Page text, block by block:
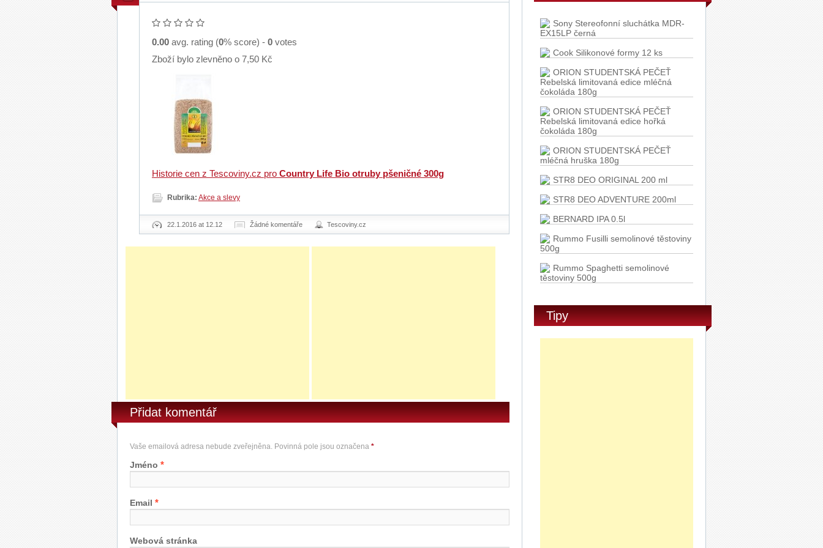
0.00 avg. rating (0% score) - 0 votes
Zboží bylo zlevněno o 7,50 Kč
Historie cen z Tescoviny.cz pro Country Life Bio otruby pšeničné 300g
Rubrika: Akce a slevy
22.1.2016 at 12.12 Žádné komentáře Tescoviny.cz
Přidat komentář
Vaše emailová adresa nebude zveřejněna. Povinná pole jsou označena *
Jméno *
Email *
Webová stránka
EX15LP černá
Cook Silikonové formy 12 ks
ORION STUDENTSKÁ PEČEŤ
Rebelská limitovaná edice mléčná
čokoláda 180g
ORION STUDENTSKÁ PEČEŤ
Rebelská limitovaná edice hořká
čokoláda 180g
ORION STUDENTSKÁ PEČEŤ
mléčná hruška 180g
STR8 DEO ORIGINAL 200 ml
STR8 DEO ADVENTURE 200ml
BERNARD IPA 0.5l
Rummo Fusilli semolinové těstoviny
500g
Rummo Spaghetti semolinové
těstoviny 500g
Rummo Penne Rigate semolinové
Ponti Balzamikové glazé 250g
Tipy